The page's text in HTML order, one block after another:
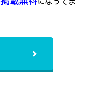
になってま